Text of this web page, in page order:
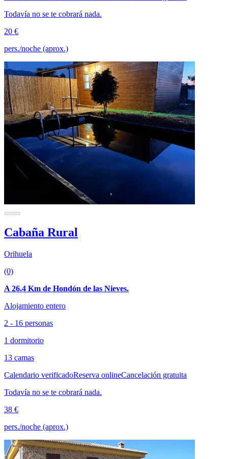
Todavía no se te cobrará nada.
20 €
pers./noche (aprox.)
Cabaña Rural
Orihuela
(0)
A 26.4 Km de Hondón de las Nieves.
Alojamiento entero
2 - 16 personas
1 dormitorio
13 camas
Calendario verificadoReserva onlineCancelación gratuita
Todavía no se te cobrará nada.
38 €
pers./noche (aprox.)